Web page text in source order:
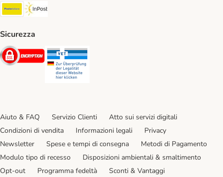
Poste Italiane. Shipping Method
Sicurezza
Security
Aiuto & FAQ Servizio Clienti
Atto sui servizi digitali
Condizioni di vendita
Informazioni legali
Privacy
Newsletter
Spese e tempi di consegna
Metodi di Pagamento
Modulo tipo di recesso
Disposizioni ambientali & smaltimento
Opt-out
Programma fedeltà Sconti & Vantaggi